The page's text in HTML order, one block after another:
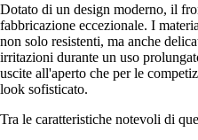
Dotato di un design moderno, il
fabbricazione eccezionale. I
non solo resistenti, ma anche
irritazioni durante un uso
uscite all'aperto che per le
look sofisticato.
Tra le caratteristiche notevoli di